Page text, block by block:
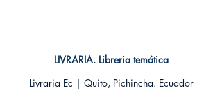
LIVRARIA. Libreria temática
Livraria Ec | Quito, Pichincha. Ecuador